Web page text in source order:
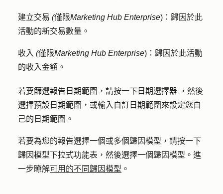
建立交易 (僅限Marketing Hub Enterprise) ： 歸因於此
活動的新交易數量。
收入 (僅限Marketing Hub Enterprise) ： 歸因於此活動
的收入金額。
若要篩選報告日期範圍，請按一下 日期選擇器 ，然後
選擇預設日期範圍 ，或輸入 自訂日期範圍 來設定您自
己的日期範圍。
若要為您的報告選擇一個或多個歸因模型，請按一下
歸因模型下拉式功能表，然後選擇一個歸因模型 。進
一步瞭解可用的不同歸因模型 。